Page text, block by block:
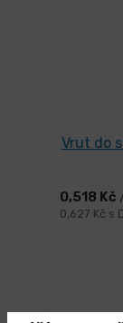
Vrut do
0,518 Kč
0,627 Kč s